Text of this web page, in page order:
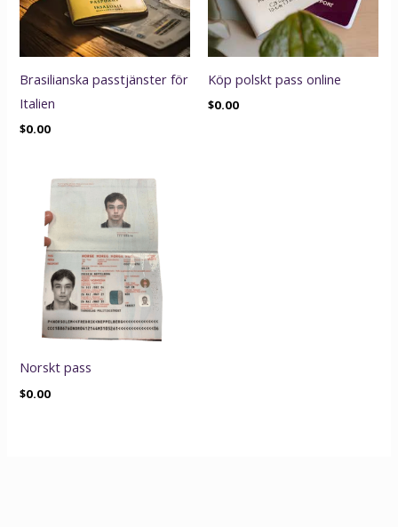
Brasilianska passtjänster för
Italien
$0.00
Köp polskt pass online
$0.00
Norskt pass
$0.00